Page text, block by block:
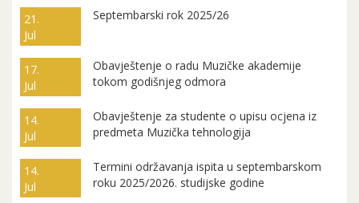
21.
Jul
Septembarski rok 2025/26
17.
Jul
Obavještenje o radu Muzičke akademije
tokom godišnjeg odmora
14.
Jul
Obavještenje za studente o upisu ocjena iz
predmeta Muzička tehnologija
14.
Jul
Termini održavanja ispita u septembarskom
roku 2025/2026. studijske godine